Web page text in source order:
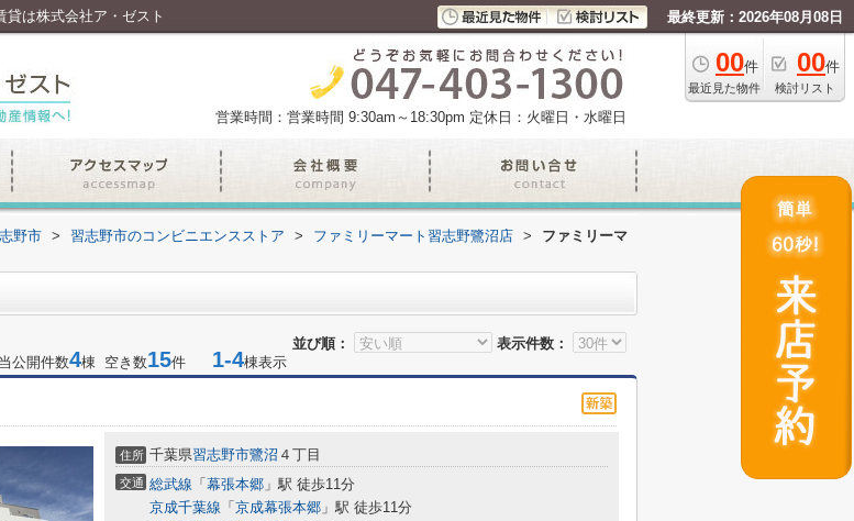
は株式会社ア・ゼスト 最終更新：2026年08月08日
00件
最近見た物件
00件
検討リスト
営業時間：営業時間 9:30am～18:30pm 定休日：火曜日・水曜日
野市 > 習志野市のコンビニエンスストア > ファミリーマート習志野鷺沼店 >
ファミリーマ
並び順：
表示件数：
公開件数4棟 空き数15件 1-4棟表示
住所 千葉県習志野市鷺沼 ４丁目
交通 総武線 「 幕張本郷 」駅 徒歩11分
京成千葉線 「 京成幕張本郷 」駅 徒歩11分